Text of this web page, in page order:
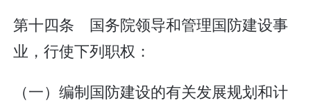
第十四条 国务院领导和管理国防建设事
业，行使下列职权：
（一）编制国防建设的有关发展规划和计